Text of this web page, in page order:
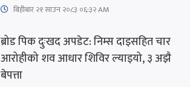
बिहीबार २१ साउन २०८३ ०६:३२ AM
ब्रोड पिक दुःखद अपडेट: निम्स दाइसहित चार
आरोहीको शव आधार शिविर ल्याइयो, ३ अझै
बेपत्ता